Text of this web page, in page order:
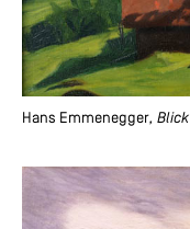
Hans Emmenegger,